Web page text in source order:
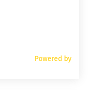
Powered by